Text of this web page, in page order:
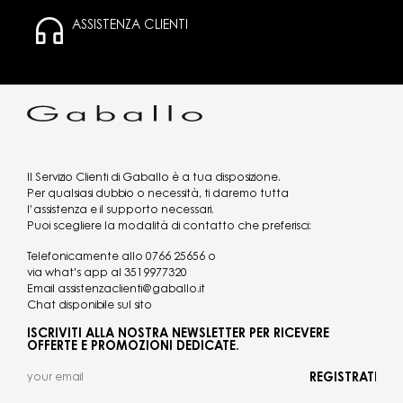
ASSISTENZA CLIENTI
Il Servizio Clienti di Gaballo è a tua disposizione.
Per qualsiasi dubbio o necessità, ti daremo tutta
l’assistenza e il supporto necessari.
Puoi scegliere la modalità di contatto che preferisci:
Telefonicamente allo 0766 25656 o
via what's app al 3519977320
Email assistenzaclienti@gaballo.it
Chat disponibile sul sito
ISCRIVITI ALLA NOSTRA NEWSLETTER PER RICEVERE
OFFERTE E PROMOZIONI DEDICATE.
REGISTRATI